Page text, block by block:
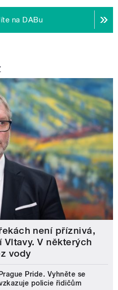
na DABu
není příznivá,
V některých
vody
Pride. Vyhněte se
policie řidičům